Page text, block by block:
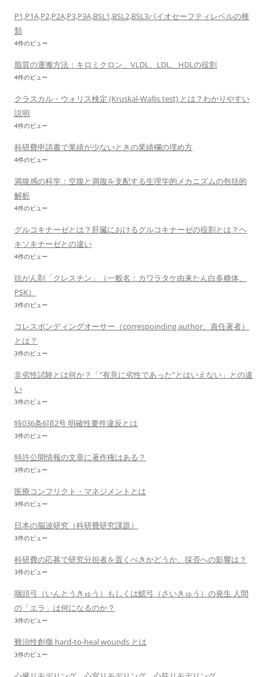
P1,P1A,P2,P2A,P3,P3A,BSL1,BSL2,BSL3バイオセーフティレベルの種
類
4件のビュー
脂質の運搬方法：キロミクロン、VLDL、LDL、HDLの役割
4件のビュー
クラスカル・ウォリス検定 (Kruskal-Wallis test) とは？わかりやすい
説明
4件のビュー
科研費申請書で業績が少ないときの業績欄の埋め方
4件のビュー
満腹感の科学：空腹と満腹を支配する生理学的メカニズムの包括的
解析
4件のビュー
グルコキナーゼとは？肝臓におけるグルコキナーゼの役割とは？ヘ
キソキナーゼとの違い
4件のビュー
抗がん剤「クレスチン」（一般名：カワラタケ由来たん白多糖体、
PSK）
3件のビュー
コレスポンディングオーサー（correspoinding author、責任著者）
とは？
3件のビュー
非劣性試験とは何か？「”有意に劣性であった”とはいえない」との違
い
3件のビュー
特036条6項2号 明確性要件違反とは
3件のビュー
特許公開情報の文章に著作権はある？
3件のビュー
医療コンフリクト・マネジメントとは
3件のビュー
日本の脳波研究（科研費研究課題）
3件のビュー
科研費の応募で研究分担者を置くべきかどうか、採否への影響は？
3件のビュー
咽頭弓（いんとうきゅう）もしくは鰓弓（さいきゅう）の発生 人間
の「エラ」は何になるのか？
3件のビュー
難治性創傷 hard-to-heal wounds とは
3件のビュー